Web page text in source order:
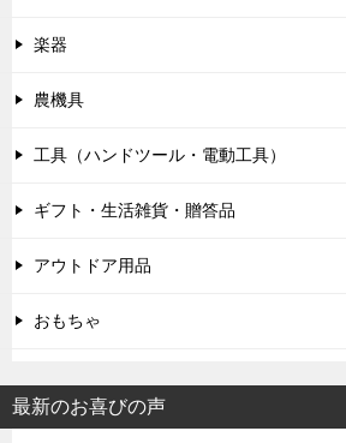
楽器
農機具
工具（ハンドツール・電動工具）
ギフト・生活雑貨・贈答品
アウトドア用品
おもちゃ
最新のお喜びの声